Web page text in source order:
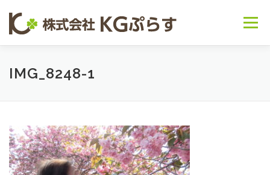
メニュー
会社概要 事業内容 ▽
IMG_8248-1